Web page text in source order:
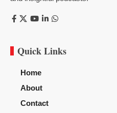
Quick Links
Home
About
Contact